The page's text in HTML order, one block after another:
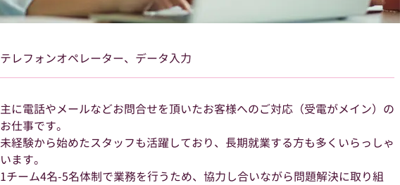
テレフォンオペレーター、データ入力
主に電話やメールなどお問合せを頂いたお客様へのご対応（受電がメイン）の
お仕事です。
未経験から始めたスタッフも活躍しており、長期就業する方も多くいらっしゃ
います。
1チーム4名-5名体制で業務を行うため、協力し合いながら問題解決に取り組